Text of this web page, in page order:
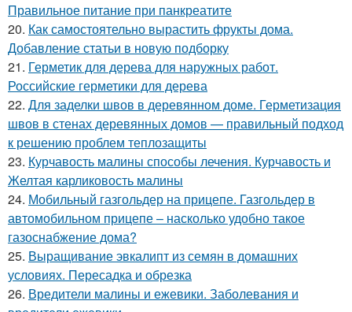
Правильное питание при панкреатите
20. Как самостоятельно вырастить фрукты дома.
Добавление статьи в новую подборку
21. Герметик для дерева для наружных работ.
Российские герметики для дерева
22. Для заделки швов в деревянном доме. Герметизация
швов в стенах деревянных домов — правильный подход
к решению проблем теплозащиты
23. Курчавость малины способы лечения. Курчавость и
Желтая карликовость малины
24. Мобильный газгольдер на прицепе. Газгольдер в
автомобильном прицепе – насколько удобно такое
газоснабжение дома?
25. Выращивание эвкалипт из семян в домашних
условиях. Пересадка и обрезка
26. Вредители малины и ежевики. Заболевания и